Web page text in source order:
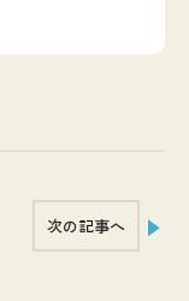
次の記事へ